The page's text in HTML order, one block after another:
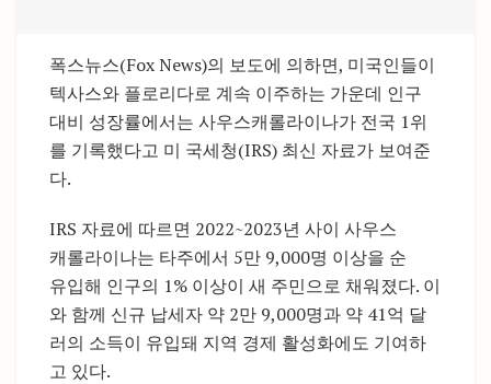
폭스뉴스(Fox News)의 보도에 의하면, 미국인들이
텍사스와 플로리다로 계속 이주하는 가운데 인구
대비 성장률에서는 사우스캐롤라이나가 전국 1위
를 기록했다고 미 국세청(IRS) 최신 자료가 보여준
다.
IRS 자료에 따르면 2022~2023년 사이 사우스
캐롤라이나는 타주에서 5만 9,000명 이상을 순
유입해 인구의 1% 이상이 새 주민으로 채워졌다. 이
와 함께 신규 납세자 약 2만 9,000명과 약 41억 달
러의 소득이 유입돼 지역 경제 활성화에도 기여하
고 있다.